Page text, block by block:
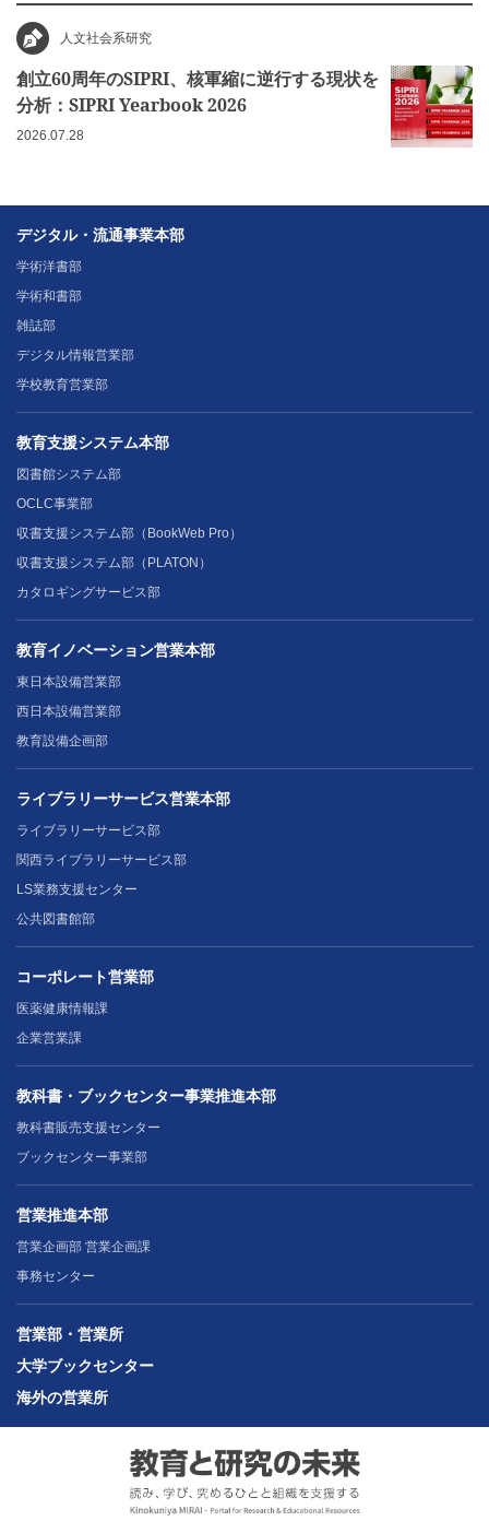
人文社会系研究
創立60周年のSIPRI、核軍縮に逆行する現状を
分析：SIPRI Yearbook 2026
2026.07.28
デジタル・流通事業本部
学術洋書部
学術和書部
雑誌部
デジタル情報営業部
学校教育営業部
教育支援システム本部
図書館システム部
OCLC事業部
収書支援システム部（BookWeb Pro）
収書支援システム部（PLATON）
カタロギングサービス部
教育イノベーション営業本部
東日本設備営業部
西日本設備営業部
教育設備企画部
ライブラリーサービス営業本部
ライブラリーサービス部
関西ライブラリーサービス部
LS業務支援センター
公共図書館部
コーポレート営業部
医薬健康情報課
企業営業課
教科書・ブックセンター事業推進本部
教科書販売支援センター
ブックセンター事業部
営業推進本部
営業企画部 営業企画課
事務センター
営業部・営業所
大学ブックセンター
海外の営業所